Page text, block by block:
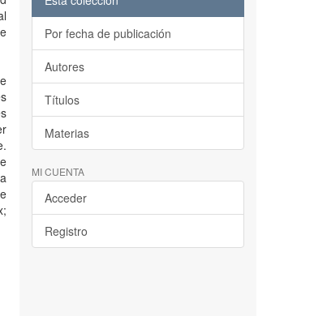
Por fecha de publicación
Autores
Títulos
Materias
MI CUENTA
Acceder
Registro